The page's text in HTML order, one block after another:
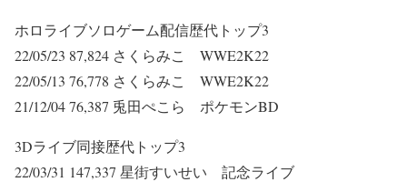
ホロライブソロゲーム配信歴代トップ3
22/05/23 87,824 さくらみこ WWE2K22
22/05/13 76,778 さくらみこ WWE2K22
21/12/04 76,387 兎田ぺこら ポケモンBD
3Dライブ同接歴代トップ3
22/03/31 147,337 星街すいせい 記念ライブ